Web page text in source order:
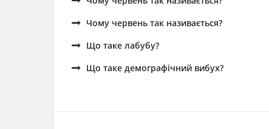
Чому червень так називається?
Що таке лабубу?
Що таке демографічний вибух?